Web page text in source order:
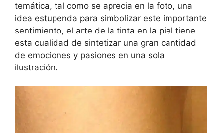
temática, tal como se aprecia en la foto, una
idea estupenda para simbolizar este importante
sentimiento, el arte de la tinta en la piel tiene
esta cualidad de sintetizar una gran cantidad
de emociones y pasiones en una sola
ilustración.